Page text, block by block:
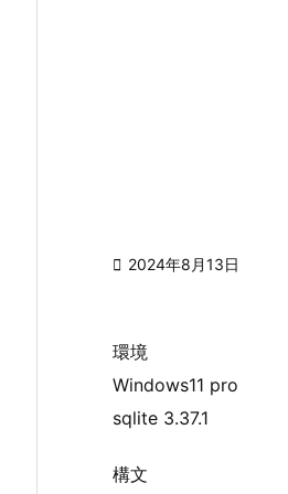
 2024年8月13日
環境
Windows11 pro
sqlite 3.37.1
構文